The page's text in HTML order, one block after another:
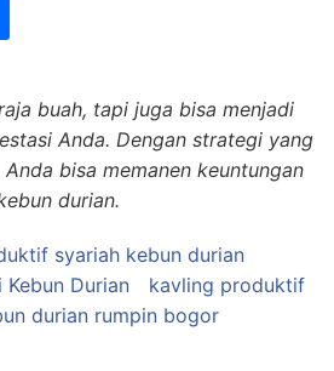
buah, tapi juga bisa menjadi
Anda. Dengan strategi yang
bisa memanen keuntungan
durian.
syariah kebun durian
Kebun Durian
kavling produktif
durian rumpin bogor